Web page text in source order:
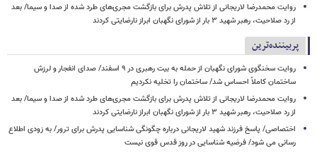
روایت محمدرضا لاریجانی از تلاش پدرش برای بازگشت مجری‌های طرد شده از صدا و سیما/ بعد
از رد صلاحیت، رهبر شهید ۳ بار از شورای نگهبان ابراز نارضایتی کردند
پربیننده‌ترین
روایت سخنگوی شورای نگهبان از حمله به بیت رهبری در ۹ اسفند/ صدای انفجار و لرزش
ساختمان کاملاً احساس شد/ ساختمان را تخلیه نکردیم
روایت محمدرضا لاریجانی از تلاش پدرش برای بازگشت مجری‌های طرد شده از صدا و سیما/ بعد
از رد صلاحیت، رهبر شهید ۳ بار از شورای نگهبان ابراز نارضایتی کردند
اختصاصی/ پاسخ فرزند شهید لاریجانی درباره چگونگی شناسایی پدرش برای ترور/ به زودی اطلاع
رسانی می شود/ فرضیه شناسایی در روز قدس قوی نیست